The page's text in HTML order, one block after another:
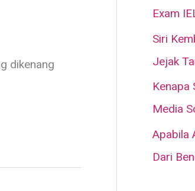
dikenang
Exam
Siri
Jejak
Kenapa
Media
Apabila
Dari